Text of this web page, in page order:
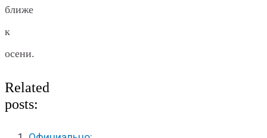
ближе
к
осени.
Related
posts: